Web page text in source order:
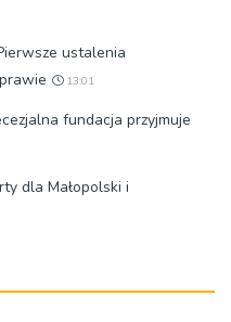
ustalenia
13:01
fundacja przyjmuje
dla Małopolski i